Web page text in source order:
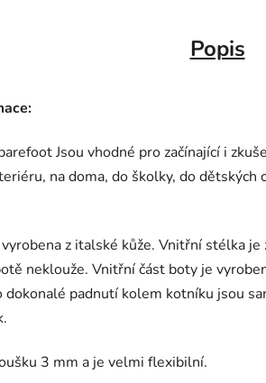
Popis
Jsou vhodné pro začínající i
na doma, do školky, do
z italské kůže. Vnitřní stélka
neklouže. Vnitřní část boty je
dokonalé padnutí kolem kotníku jsou
3 mm a je velmi flexibilní.